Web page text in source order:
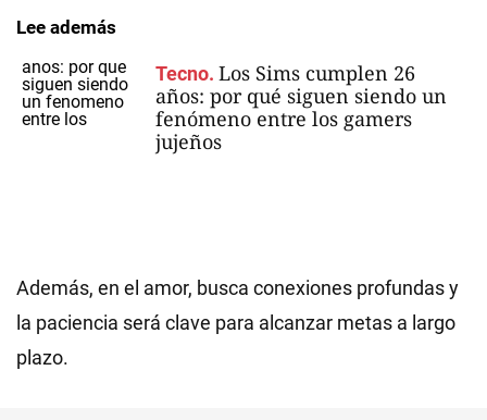
Lee además
Tecno. Los Sims cumplen 26
años: por qué siguen siendo un
fenómeno entre los gamers
jujeños
Además, en el amor, busca conexiones profundas y
la paciencia será clave para alcanzar metas a largo
plazo.